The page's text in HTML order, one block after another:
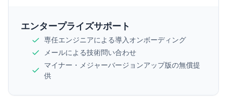
エンタープライズサポート
専任エンジニアによる導入オンボーディング
メールによる技術問い合わせ
マイナー・メジャーバージョンアップ版の無償提
供